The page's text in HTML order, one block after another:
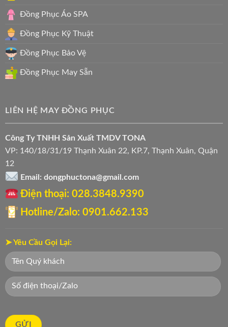
Đồng Phục Áo SPA
Đồng Phục Kỹ Thuật
Đồng Phục Bảo Vệ
Đồng Phục May Sẵn
LIÊN HỆ MAY ĐỒNG PHỤC
Công Ty TNHH Sản Xuất TMDV TONA
VP: 140/18/31/19 Thạnh Xuân 22, KP.7, Thạnh Xuân, Quận
12
Email: dongphuctona@gmail.com
Điện thoại: ‭028.3848.9390‬
Hotline/Zalo: 0901.662.133
➤ Yêu Cầu Gọi Lại: